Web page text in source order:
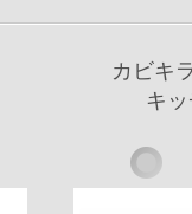
カビキ
キ